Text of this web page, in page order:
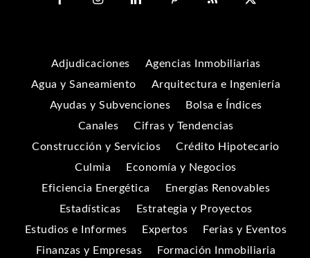
Adjudicaciones
Agencias Inmobiliarias
Agua y Saneamiento
Arquitectura e Ingeniería
Ayudas y Subvenciones
Bolsa e Índices
Canales
Cifras y Tendencias
Construcción y Servicios
Crédito Hipotecario
Culmia
Economía y Negocios
Eficiencia Energética
Energías Renovables
Estadísticas
Estrategia y Proyectos
Estudios e Informes
Expertos
Ferias y Eventos
Finanzas y Empresas
Formación Inmobiliaria